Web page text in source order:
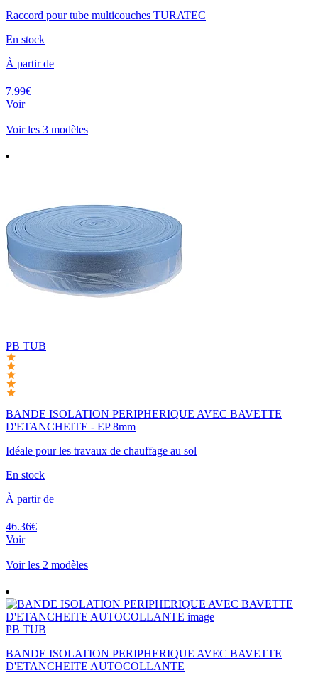
Raccord pour tube multicouches TURATEC
En stock
À partir de
7.99€
Voir
Voir les 3 modèles
PB TUB
BANDE ISOLATION PERIPHERIQUE AVEC BAVETTE
D'ETANCHEITE - EP 8mm
Idéale pour les travaux de chauffage au sol
En stock
À partir de
46.36€
Voir
Voir les 2 modèles
PB TUB
BANDE ISOLATION PERIPHERIQUE AVEC BAVETTE
D'ETANCHEITE AUTOCOLLANTE